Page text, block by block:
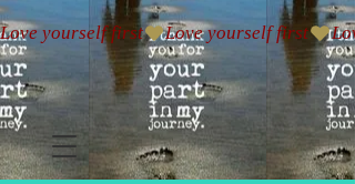
Love yourself first